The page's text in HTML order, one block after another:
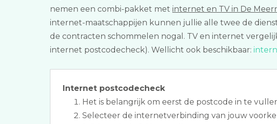
nemen een combi-pakket met internet en TV in De
internet-maatschappijen kunnen jullie alle twee de
de contracten schommelen nogal. TV en internet
internet postcodecheck). Wellicht ook beschikbaar:
Internet postcodecheck
Het is belangrijk om eerst de postcode in te
Selecteer de internetverbinding van jouw